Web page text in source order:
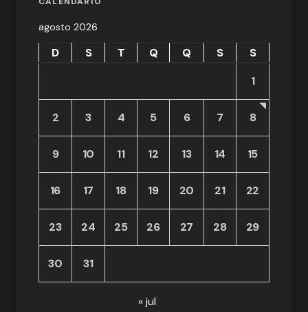
agosto 2026
D S T Q Q S
S
1
2 3 4 5 6 7 8
9 10 11 12 13 14 15
16 17 18 19 20 21 22
23 24 25 26 27 28 29
30 31
« jul